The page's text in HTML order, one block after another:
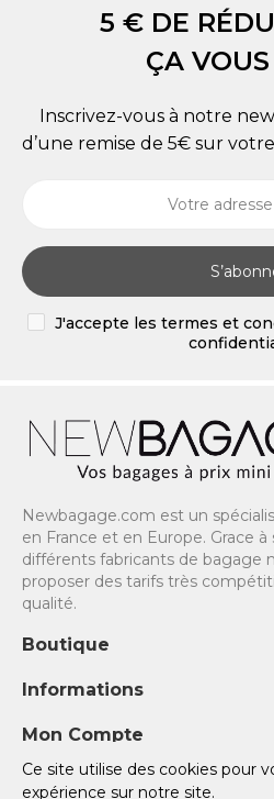
5 € DE
ÇA
Inscrivez-vous à notre
d’une remise de 5€ sur
J'accepte les termes et
Newbagage.com est un
en France et en Europe. Grace
différents fabricants de bagage
proposer des tarifs très
qualité.
Boutique
Informations
Mon Compte
Copyright © 2023 NewBagage -
Ce site utilise des cookies pour
expérience sur notre site.